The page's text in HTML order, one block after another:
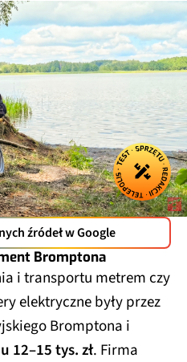
źródeł w Google
Bromptona
i transportu metrem czy
elektryczne były przez
Bromptona i
12–15 tys. zł. Firma